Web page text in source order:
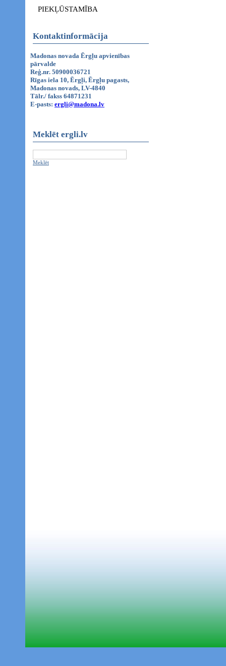
PIEKĻŪSTAMĪBA
Kontaktinformācija
Madonas novada Ērgļu apvienības
pārvalde
Reģ.nr. 50900036721
Rīgas iela 10, Ērgļi, Ērgļu pagasts,
Madonas novads, LV-4840
Tālr./ fakss 64871231
E-pasts: ergli@madona.lv
Meklēt ergli.lv
Meklēt